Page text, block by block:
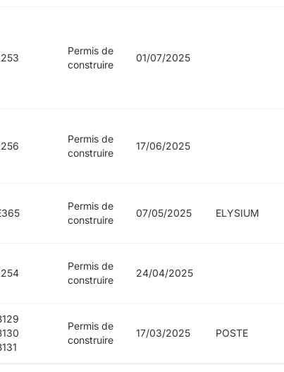
Permis de
construire
01/07/2025
Permis de
construire
17/06/2025
Permis de
construire
07/05/2025 ELYSIUM
Permis de
construire
24/04/2025
Permis de
construire
17/03/2025 POSTE